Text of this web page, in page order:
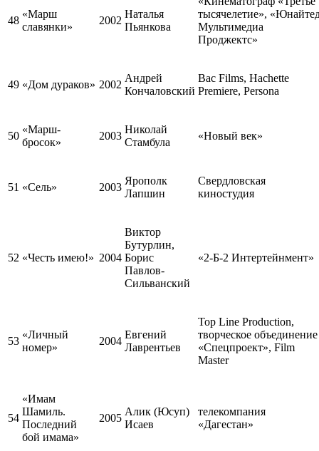
48
«Марш
славянки»
2002
Наталья
Пьянкова
тысячелетие»,
Мультимедиа
Проджектс»
49 «Дом дураков» 2002
Андрей
Кончаловский
Bac Films, Hachette
Premiere, Persona
50
«Марш-
бросок»
2003
Николай
Стамбула
«Новый век»
51 «Сель» 2003
Ярополк
Лапшин
Свердловская
киностудия
52 «Честь имею!» 2004
Виктор
Бутурлин,
Борис
Павлов-
Сильванский
«2-Б-2 Интертейнмент»
53
«Личный
номер»
2004
Евгений
Лаврентьев
Top Line Production,
творческое объединение
«Спецпроект», Film
Master
54
«Имам
Шамиль.
Последний
бой имама»
2005
Алик (Юсуп)
Исаев
телекомпания
«Дагестан»